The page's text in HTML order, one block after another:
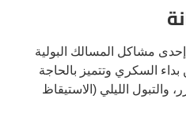
مشاكل المسالك البولية
بداء السكري وتتميز بالحاجة
والتبول الليلي (الاستيقاظ